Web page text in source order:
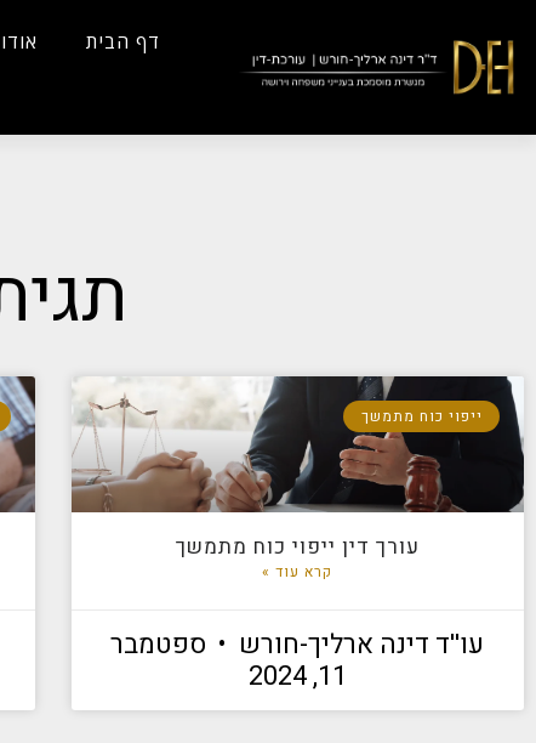
דף הבית
ייפוי כוח מתמשך
עורך דין ייפוי כוח מתמשך
קרא עוד »
עו''ד דינה ארליך-חורש
ספטמבר
11, 2024